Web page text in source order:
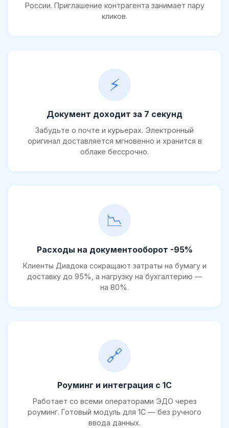
России. Приглашение контрагента занимает пару
кликов.
⚡
Документ доходит за 7 секунд
Забудьте о почте и курьерах. Электронный
оригинал доставляется мгновенно и хранится в
облаке бессрочно.
📉
Расходы на документооборот -95%
Клиенты Диадока сокращают затраты на бумагу и
доставку до 95%, а нагрузку на бухгалтерию —
на 80%.
🔗
Роуминг и интеграция с 1С
Работает со всеми операторами ЭДО через
роуминг. Готовый модуль для 1С — без ручного
ввода данных.